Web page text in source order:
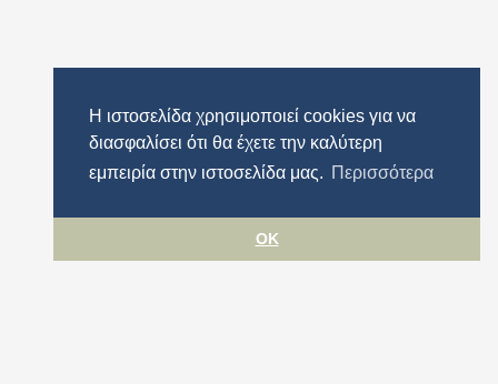
Η ιστοσελίδα χρησιμοποιεί cookies για να
διασφαλίσει ότι θα έχετε την καλύτερη
εμπειρία στην ιστοσελίδα μας. Περισσότερα
OK